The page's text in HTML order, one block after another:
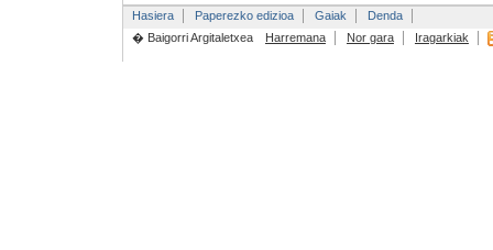
Hasiera Paperezko edizioa Gaiak
Denda
� Baigorri Argitaletxea
Harremana Nor gara Iragarkiak